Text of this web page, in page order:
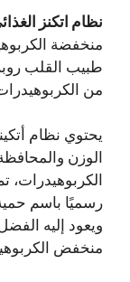
نظام اتكنز
منخفضة
طبيب القلب
من
يحتوي نظام
الوزن
الكربوهيدرات،
رسميًا باسم
ويعود إليه
منخفض